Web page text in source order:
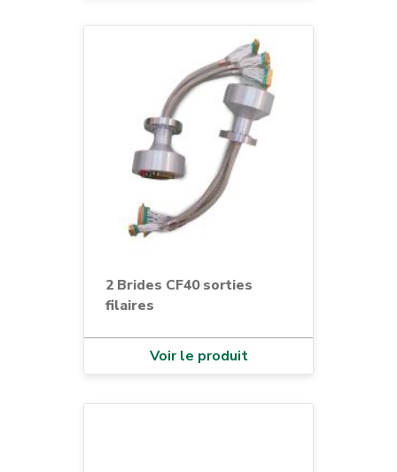
2 Brides CF40 sorties
filaires
Voir le produit